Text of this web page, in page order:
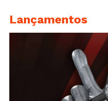
Lançamentos